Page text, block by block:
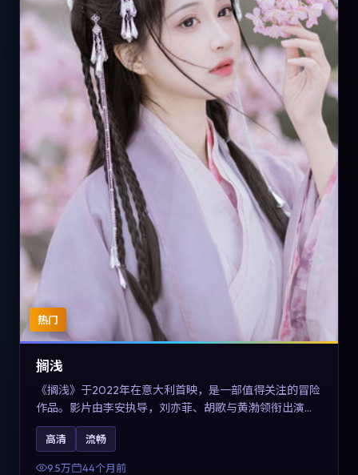
热门
搁浅
《搁浅》于2022年在意大利首映，是一部值得关注的冒险
作品。影片由李安执导，刘亦菲、胡歌与黄渤领衔出演。
剧情用喜剧外壳包裹对现实规则的温和反讽，整体完成度
高，适合希望了解意大利冒险类型创作的观众在线观看。
高清 流畅
9.5万 44个月前